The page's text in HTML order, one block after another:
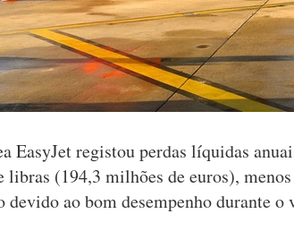
EasyJet registou perdas líquidas
libras (194,3 milhões de euros),
ao bom desempenho durante o